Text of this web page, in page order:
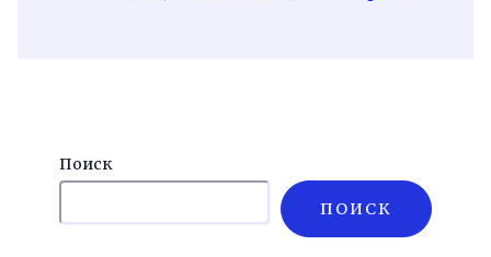
Поиск
ПОИСК